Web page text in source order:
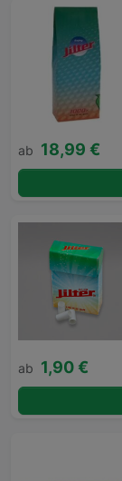
ab 18,99 €
ab 1,90 €